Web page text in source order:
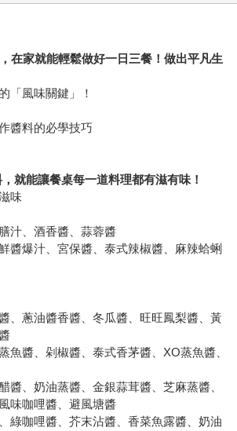
在家就能輕鬆做好一日三餐！做出平凡生
「風味關鍵」！
醬料的必學技巧
就能讓餐桌每一道料理都有滋有味！
味
汁、酒香醬、蒜蓉醬
醬爆汁、宮保醬、泰式辣椒醬、麻辣蛤蜊
、蔥油醬香醬、冬瓜醬、旺旺鳳梨醬、黃
魚醬、剁椒醬、泰式香茅醬、XO蒸魚醬、
醬、奶油蒸醬、金銀蒜茸醬、芝麻蒸醬、
味咖哩醬、避風塘醬
綠咖哩醬、芥末沾醬、香菜魚露醬、奶油